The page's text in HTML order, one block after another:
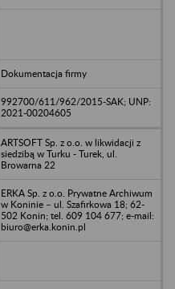
Dokumentacja firmy
992700/611/962/2015-SAK; UNP:
2021-00204605
ARTSOFT Sp. z o.o. w likwidacji z
siedzibą w Turku - Turek, ul.
Browarna 22
ERKA Sp. z o.o. Prywatne Archiwum
w Koninie – ul. Szafirkowa 18; 62-
502 Konin; tel. 609 104 677; e-mail:
biuro@erka.konin.pl